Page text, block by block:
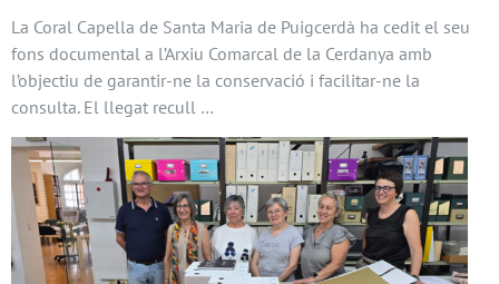
La Coral Capella de Santa Maria de Puigcerdà ha cedit el seu
fons documental a l’Arxiu Comarcal de la Cerdanya amb
l’objectiu de garantir-ne la conservació i facilitar-ne la
consulta. El llegat recull …